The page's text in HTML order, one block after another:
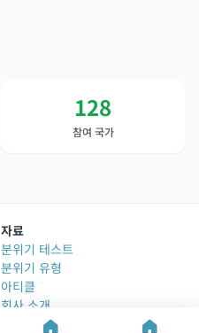
128
참여 국가
자료
분위기 테스트
분위기 유형
아티클
회사 소개
Change Language